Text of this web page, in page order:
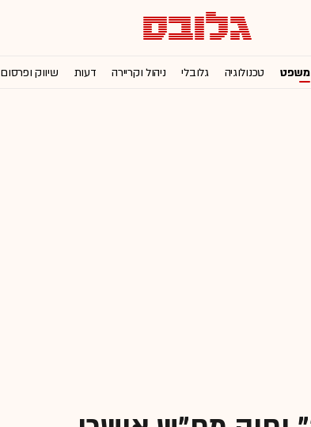
משפט טכנולוגיה גלובלי ניהול וקריירה דעות שיווק ופרסום